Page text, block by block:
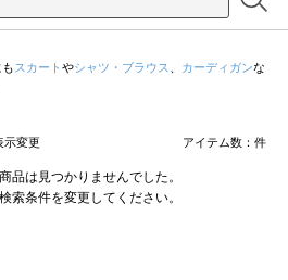
スカート やシャツ・ブラウス カーディガンな
示変更 アイテム数： 件
品は見つかりませんでした。
索条件を変更してください。